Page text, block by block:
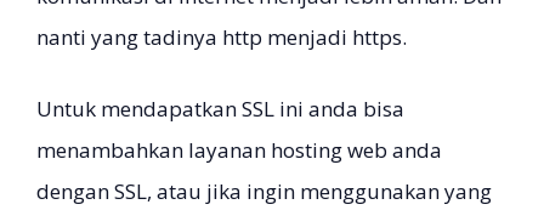
nanti yang tadinya http menjadi https.
Untuk mendapatkan SSL ini anda bisa
menambahkan layanan hosting web anda
dengan SSL, atau jika ingin menggunakan yang